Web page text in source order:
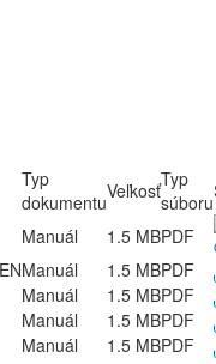
Typ
dokumentuVeľkosťTyp
súboru
Manuál 1.5 MBPDF
Manuál 1.5 MBPDF
Manuál 1.5 MBPDF
Manuál 1.5 MBPDF
Manuál 1.5 MBPDF